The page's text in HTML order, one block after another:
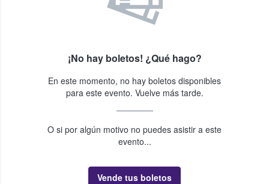
¡No hay boletos! ¿Qué hago?
En este momento, no hay boletos disponibles
para este evento. Vuelve más tarde.
O si por algún motivo no puedes asistir a este
evento...
Vende tus boletos